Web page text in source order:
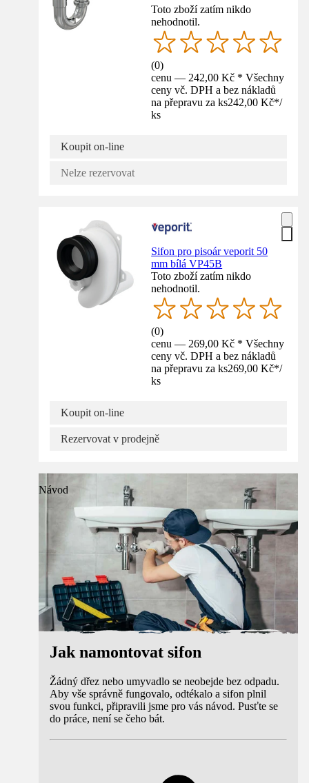
Toto zboží zatím nikdo
nehodnotil.
(0)
cenu — 242,00 Kč * Všechny
ceny vč. DPH a bez nákladů
na přepravu za ks242,00 Kč*/
ks
Koupit on-line
Nelze rezervovat
Sifon pro pisoár veporit 50
mm bílá VP45B
Toto zboží zatím nikdo
nehodnotil.
(0)
cenu — 269,00 Kč * Všechny
ceny vč. DPH a bez nákladů
na přepravu za ks269,00 Kč*/
ks
Koupit on-line
Rezervovat v prodejně
Návod
Jak namontovat sifon
Žádný dřez nebo umyvadlo se neobejde bez odpadu.
Aby vše správně fungovalo, odtékalo a sifon plnil
svou funkci, připravili jsme pro vás návod. Pusťte se
do práce, není se čeho bát.